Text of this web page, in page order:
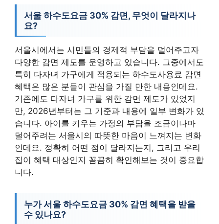
서울 하수도요금 30% 감면, 무엇이 달라지나
요?
서울시에서는 시민들의 경제적 부담을 덜어주고자
다양한 감면 제도를 운영하고 있습니다. 그중에서도
특히 다자녀 가구에게 적용되는 하수도사용료 감면
혜택은 많은 분들이 관심을 가질 만한 내용인데요.
기존에도 다자녀 가구를 위한 감면 제도가 있었지
만, 2026년부터는 그 기준과 내용에 일부 변화가 있
습니다. 아이를 키우는 가정의 부담을 조금이나마
덜어주려는 서울시의 따뜻한 마음이 느껴지는 변화
인데요. 정확히 어떤 점이 달라지는지, 그리고 우리
집이 혜택 대상인지 꼼꼼히 확인해보는 것이 중요합
니다.
누가 서울 하수도요금 30% 감면 혜택을 받을
수 있나요?